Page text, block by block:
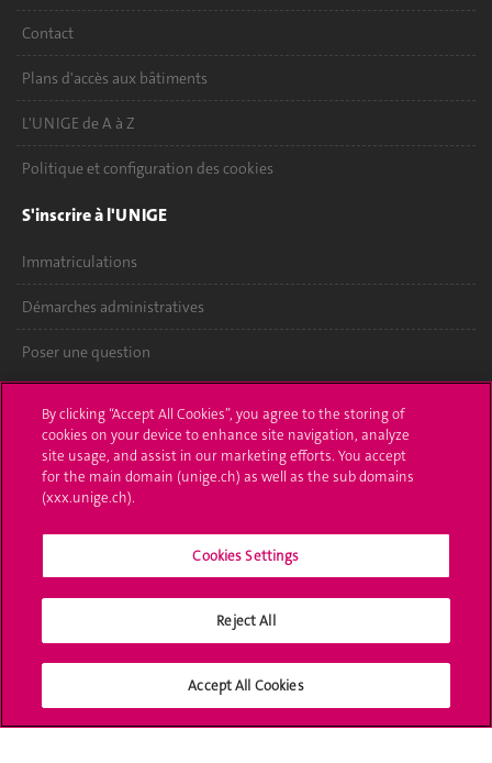
Contact
Plans d'accès aux bâtiments
L'UNIGE de A à Z
Politique et configuration des cookies
S'inscrire à l'UNIGE
Immatriculations
Démarches administratives
Poser une question
UNIGE Mobile
Médias
Offres d'emploi
Bibliothèque
Médias sociaux UNIGE
By clicking “Accept All Cookies”, you agree to the storing of
cookies on your device to enhance site navigation, analyze
site usage, and assist in our marketing efforts. You accept
for the main domain (unige.ch) as well as the sub domains
(xxx.unige.ch).
Cookies Settings
Reject All
Accept All Cookies